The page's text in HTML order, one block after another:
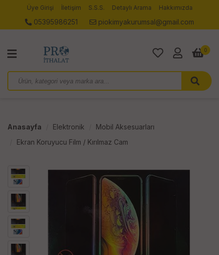
Üye Girişi İletişim S.S.S. Detaylı Arama Hakkımızda
05395986251 piokimyakurumsal@gmail.com
0
Anasayfa Elektronik
Mobil Aksesuarları
Ekran Koruyucu Film / Kırılmaz Cam